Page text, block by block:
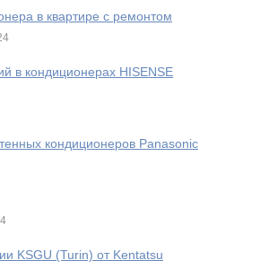
в квартире с ремонтом
в кондиционерах HISENSE
кондиционеров Panasonic
KSGU (Turin) от Kentatsu